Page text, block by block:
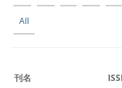
All
刊名